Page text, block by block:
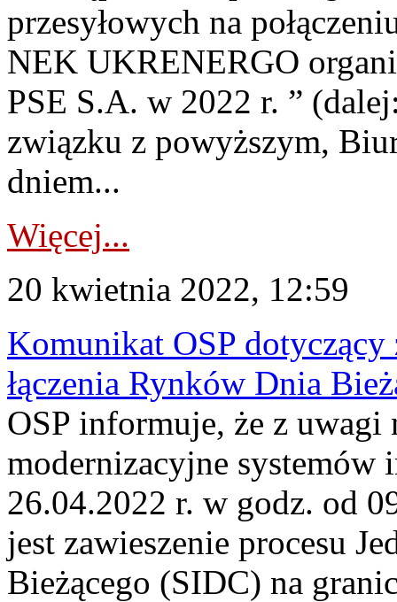
przesyłowych na
NEK UKRENERGO
PSE S.A. w 2022 r. ”
związku z powyższym,
dniem...
Więcej...
20 kwietnia 2022, 12:59
Komunikat OSP dotyczący
łączenia Rynków Dnia
OSP informuje, że z uwagi
modernizacyjne
26.04.2022 r. w godz. od
jest zawieszenie procesu
Bieżącego (SIDC) na